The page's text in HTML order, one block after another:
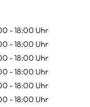
- 18:00 Uhr
- 18:00 Uhr
- 18:00 Uhr
- 18:00 Uhr
- 18:00 Uhr
- 18:00 Uhr